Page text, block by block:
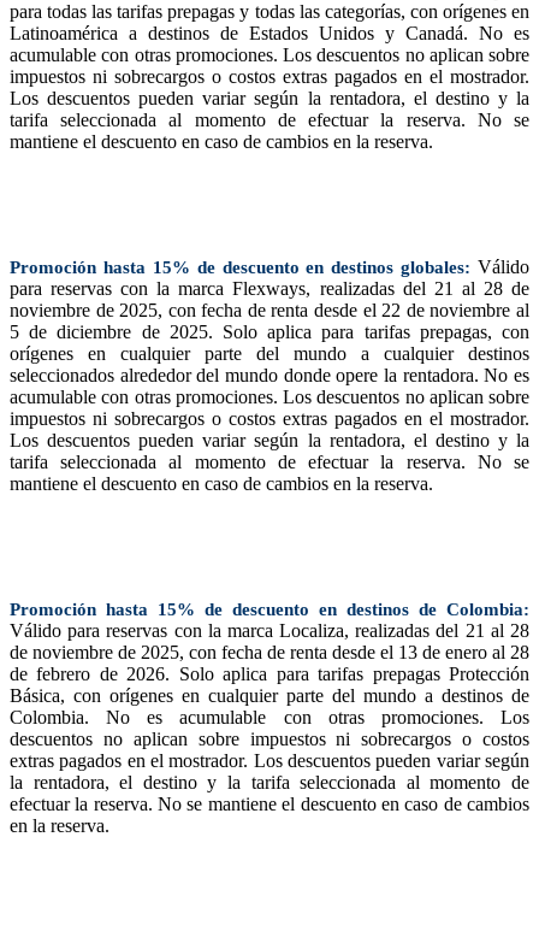
para todas las tarifas prepagas y todas las categorías, con orígenes en
Latinoamérica a destinos de Estados Unidos y Canadá. No es
acumulable con otras promociones. Los descuentos no aplican sobre
impuestos ni sobrecargos o costos extras pagados en el mostrador.
Los descuentos pueden variar según la rentadora, el destino y la
tarifa seleccionada al momento de efectuar la reserva. No se
mantiene el descuento en caso de cambios en la reserva.
Promoción hasta 15% de descuento en destinos globales: Válido
para reservas con la marca Flexways, realizadas del 21 al 28 de
noviembre de 2025, con fecha de renta desde el 22 de noviembre al
5 de diciembre de 2025. Solo aplica para tarifas prepagas, con
orígenes en cualquier parte del mundo a cualquier destinos
seleccionados alrededor del mundo donde opere la rentadora. No es
acumulable con otras promociones. Los descuentos no aplican sobre
impuestos ni sobrecargos o costos extras pagados en el mostrador.
Los descuentos pueden variar según la rentadora, el destino y la
tarifa seleccionada al momento de efectuar la reserva. No se
mantiene el descuento en caso de cambios en la reserva.
Promoción hasta 15% de descuento en destinos de Colombia:
Válido para reservas con la marca Localiza, realizadas del 21 al 28
de noviembre de 2025, con fecha de renta desde el 13 de enero al 28
de febrero de 2026. Solo aplica para tarifas prepagas Protección
Básica, con orígenes en cualquier parte del mundo a destinos de
Colombia. No es acumulable con otras promociones. Los
descuentos no aplican sobre impuestos ni sobrecargos o costos
extras pagados en el mostrador. Los descuentos pueden variar según
la rentadora, el destino y la tarifa seleccionada al momento de
efectuar la reserva. No se mantiene el descuento en caso de cambios
en la reserva.